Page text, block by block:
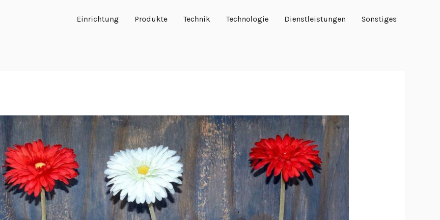
Einrichtung Produkte Technik Technologie Dienstleistungen Sonstiges